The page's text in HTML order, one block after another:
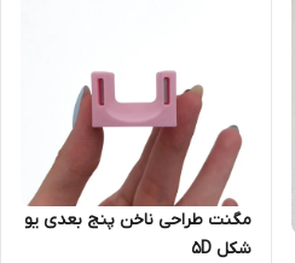
مگنت طراحی ناخن پنج بعدی یو
شکل 5D